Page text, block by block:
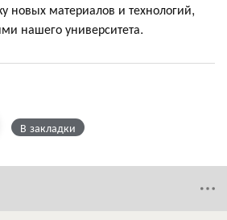
новых материалов и технологий,
нашего университета.
В закладки